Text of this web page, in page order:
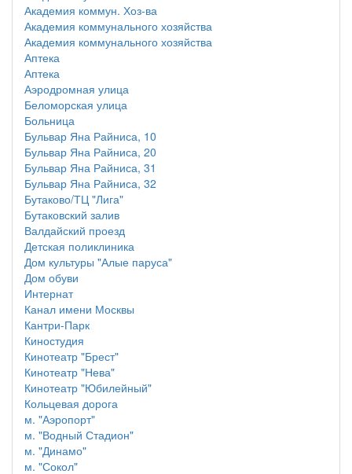
Академия коммун. Хоз-ва
Академия коммунального хозяйства
Академия коммунального хозяйства
Аптека
Аптека
Аэродромная улица
Беломорская улица
Больница
Бульвар Яна Райниса, 10
Бульвар Яна Райниса, 20
Бульвар Яна Райниса, 31
Бульвар Яна Райниса, 32
Бутаково/ТЦ "Лига"
Бутаковский залив
Валдайский проезд
Детская поликлиника
Дом культуры "Алые паруса"
Дом обуви
Интернат
Канал имени Москвы
Кантри-Парк
Киностудия
Кинотеатр "Брест"
Кинотеатр "Нева"
Кинотеатр "Юбилейный"
Кольцевая дорога
м. "Аэропорт"
м. "Водный Стадион"
м. "Динамо"
м. "Сокол"